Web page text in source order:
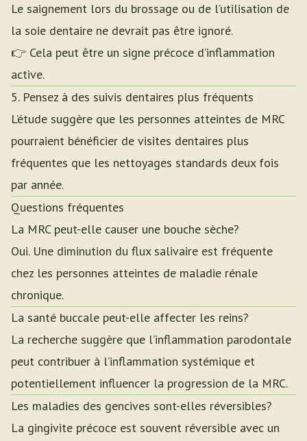
Le saignement lors du brossage ou de l’utilisation de
la soie dentaire ne devrait pas être ignoré.
👉 Cela peut être un signe précoce d’inflammation
active.
5. Pensez à des suivis dentaires plus fréquents
L’étude suggère que les personnes atteintes de MRC
pourraient bénéficier de visites dentaires plus
fréquentes que les nettoyages standards deux fois
par année.
Questions fréquentes
La MRC peut-elle causer une bouche sèche?
Oui. Une diminution du flux salivaire est fréquente
chez les personnes atteintes de maladie rénale
chronique.
La santé buccale peut-elle affecter les reins?
La recherche suggère que l’inflammation parodontale
peut contribuer à l’inflammation systémique et
potentiellement influencer la progression de la MRC.
Les maladies des gencives sont-elles réversibles?
La gingivite précoce est souvent réversible avec un